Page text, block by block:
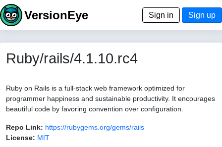
VersionEye Sign in Sign up
Ruby/rails/4.1.10.rc4
Ruby on Rails is a full-stack web framework optimized for
programmer happiness and sustainable productivity. It encourages
beautiful code by favoring convention over configuration.
Repo Link: https://rubygems.org/gems/rails
License: MIT